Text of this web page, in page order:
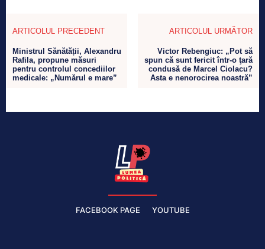
ARTICOLUL PRECEDENT
Ministrul Sănătății, Alexandru
Rafila, propune măsuri
pentru controlul concediilor
medicale: „Numărul e mare”
ARTICOLUL URMĂTOR
Victor Rebengiuc: „Pot să
spun că sunt fericit într-o ţară
condusă de Marcel Ciolacu?
Asta e nenorocirea noastră”
FACEBOOK PAGE YOUTUBE